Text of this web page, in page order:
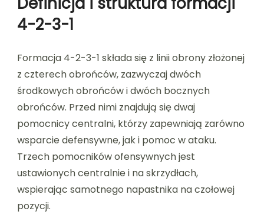
4-2-3-1
Formacja 4-2-3-1 składa się z linii obrony złożonej
z czterech obrońców, zazwyczaj dwóch
środkowych obrońców i dwóch bocznych
obrońców. Przed nimi znajdują się dwaj
pomocnicy centralni, którzy zapewniają zarówno
wsparcie defensywne, jak i pomoc w ataku.
Trzech pomocników ofensywnych jest
ustawionych centralnie i na skrzydłach,
wspierając samotnego napastnika na czołowej
pozycji.